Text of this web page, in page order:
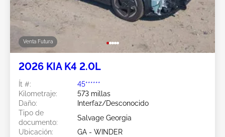
Venta Futura
2026 KIA K4 2.0L
Ít #:
45******
Kilometraje:
573 millas
Daño:
Interfaz/Desconocido
Tipo de
documento:
Salvage Georgia
Ubicación:
GA - WINDER